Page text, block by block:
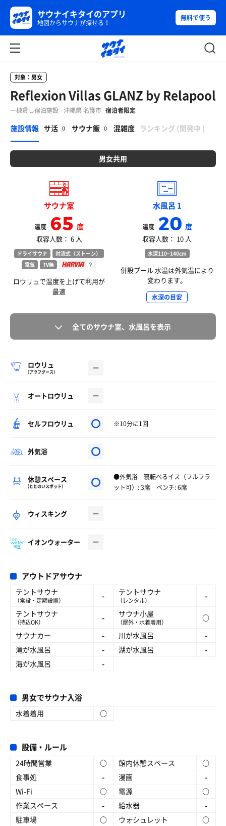
サウナイキタイのアプリ
地図からサウナが探せる！
無料で使う
対象：男女
Reflexion Villas GLANZ by Relapool
一棟貸し宿泊施設 - 沖縄県 名護市 宿泊者限定
施設情報 サ活 0 サウナ飯 0 混雑度 ランキング (開発中 )
男女共用
サウナ室
温度 65度
収容人数： 6 人
ドライサウナ
対流式（ストーン）
電気
TV無
ロウリュで温度を上げて利用が
最適
水風呂 1
温度20度
収容人数： 10 人
水深110~140cm
併設プール 水温は外気温により
変わります。
水深の目安
全てのサウナ室、水風呂を表示
ロウリュ
（アウフグース）
オートロウリュ
セルフロウリュ ※10分に1回
外気浴
休憩スペース
（ととのいスポット）
●外気浴 寝転べるイス（フルフラ
ット可）: 3席 ベンチ: 6席
ウィスキング
イオンウォーター
アウトドアサウナ
テントサウナ
（常設・定期設置） - テントサウナ
（レンタル）
-
テントサウナ
（持込OK） - サウナ小屋
（屋外・水着着用）
○
サウナカー
- 川が水風呂
-
滝が水風呂
- 湖が水風呂
-
海が水風呂
-
男女でサウナ入浴
水着着用 ○
設備・ルール
24時間営業 ○ 館内休憩スペース
○
食事処
- 漫画
-
Wi-Fi
○ 電源
○
作業スペース
- 給水器
-
駐車場
○ ウォシュレット
○